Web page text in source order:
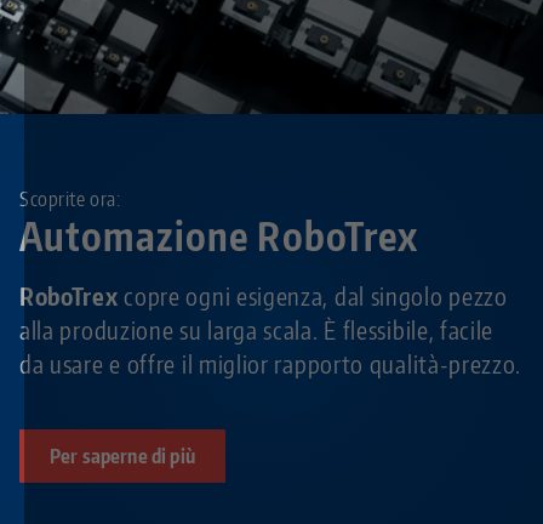
Automazione RoboTrex
Scoprite ora:
RoboTrex copre ogni esigenza, dal singolo pezzo
alla produzione su larga scala. È flessibile, facile
da usare e offre il miglior rapporto qualità-prezzo.
Per saperne di più